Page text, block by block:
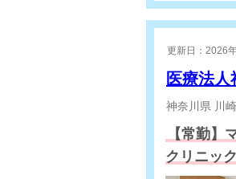
更新日：2026
医療法
神奈川県 川
【常勤】
クリニッ